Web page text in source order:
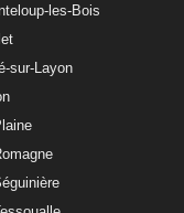
les-Bois
sur-Layon